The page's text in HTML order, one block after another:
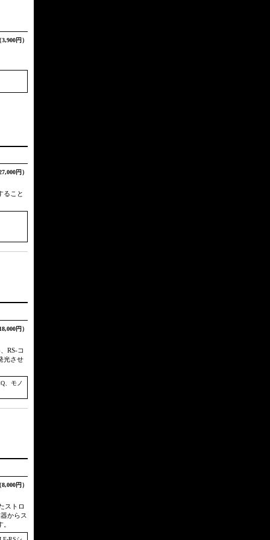
3,900円）
円）
ること
円）
RS-コ
光させ
、モノ
8,000円）
ストロ
からス